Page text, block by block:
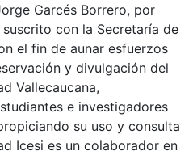
Garcés Borrero, por
con la Secretaría de
el fin de aunar esfuerzos
y divulgación del
Vallecaucana,
e investigadores
su uso y consulta
Icesi es un colaborador en